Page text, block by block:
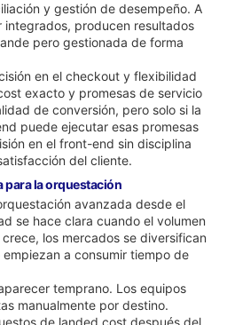
y gestión de desempeño. A
integrados, producen resultados
pero gestionada de forma
en el checkout y flexibilidad
exacto y promesas de servicio
de conversión, pero solo si la
puede ejecutar esas promesas
en el front-end sin disciplina
del cliente.
para la orquestación
avanzada desde el
se hace clara cuando el volumen
los mercados se diversifican
a consumir tiempo de
temprano. Los equipos
manualmente por destino.
de landed cost después del